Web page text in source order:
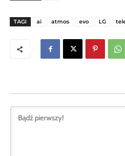
TAGI ai atmos evo LG